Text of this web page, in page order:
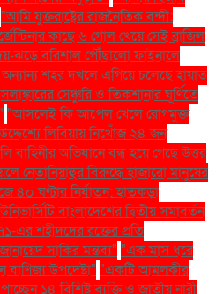
"আমি যুক্তরাষ্ট্রের রাজনৈতিক বন্দী:
কাছে ৬ গোল খেয়ে সেই ব্রাজিল
ঝড়ে বরিশাল পৌঁছালো ফাইনালে
শহর দখলে এগিয়ে চলেছে হায়াত
সেঞ্চুরি ও তিকশানার ঘূর্ণিতে
"আসলেই কি আপেল খেলে রোগমুক্ত
লিবিয়ায় নিখোঁজ ২৪ জন
বাহিনীর অভিযানে বন্ধ হয়ে গেছে উত্তর
নেতানিয়াহুর বিরুদ্ধে হাজারো মানুষের
৪০ ঘণ্টার নির্যাতন: হাতকড়া
বাংলাদেশের দ্বিতীয় সমাবর্তন
এর শহীদদের রক্তের প্রতি
সাকির মন্তব্য" "এক মাস ধরে
উপদেষ্টা" "একটি আমলকীর
১৪ বিশিষ্ট ব্যক্তি ও জাতীয় নারী